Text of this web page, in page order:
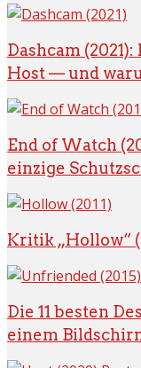
Dashcam
Host — und
End of Watch
einzige
Kritik „Hollow“
Die 11 besten
einem